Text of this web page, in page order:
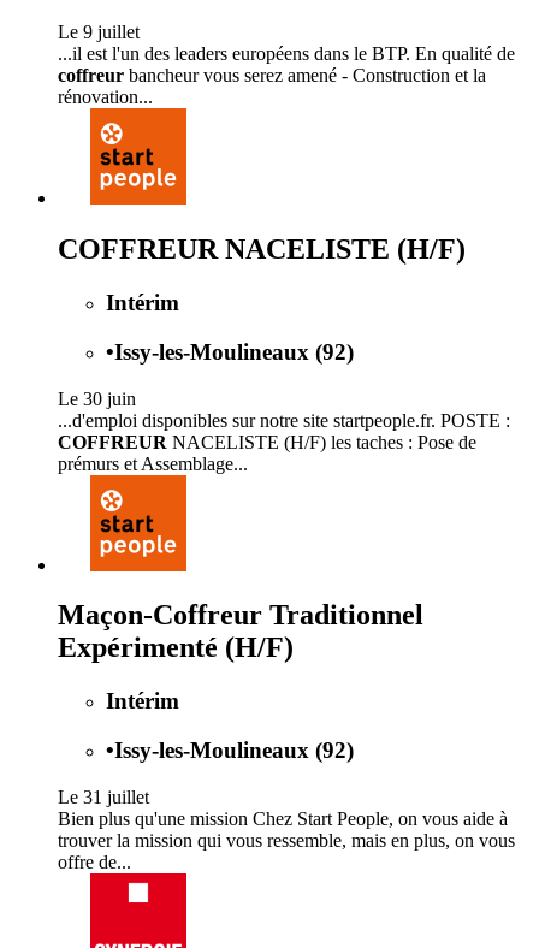
Le 9 juillet
...il est l'un des leaders européens dans le BTP. En qualité de
coffreur bancheur vous serez amené - Construction et la
rénovation...
COFFREUR NACELISTE (H/F)
Intérim
•Issy-les-Moulineaux (92)
Le 30 juin
...d'emploi disponibles sur notre site startpeople.fr. POSTE :
COFFREUR NACELISTE (H/F) les taches : Pose de
prémurs et Assemblage...
Maçon-Coffreur Traditionnel
Expérimenté (H/F)
Intérim
•Issy-les-Moulineaux (92)
Le 31 juillet
Bien plus qu'une mission Chez Start People, on vous aide à
trouver la mission qui vous ressemble, mais en plus, on vous
offre de...